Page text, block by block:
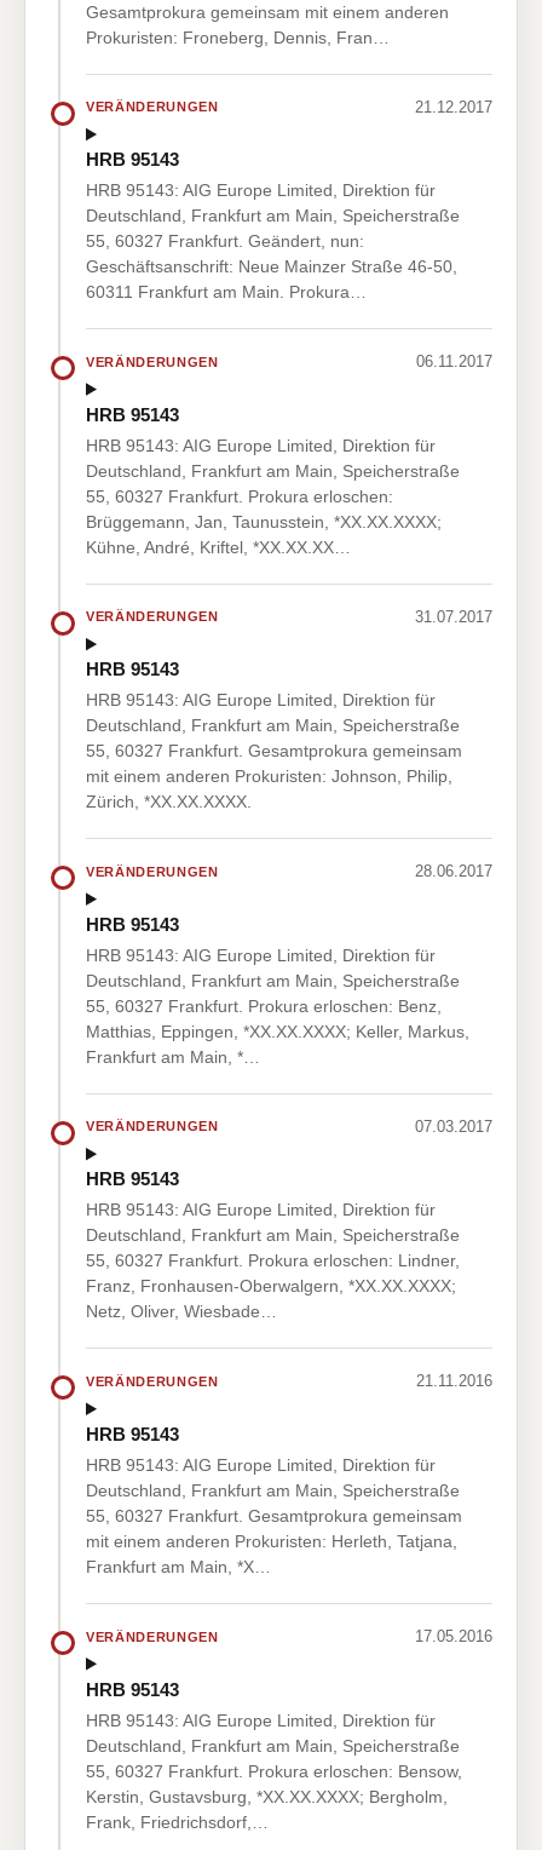
Gesamtprokura gemeinsam mit einem anderen
Prokuristen: Froneberg, Dennis, Fran…
VERÄNDERUNGEN 21.12.2017
HRB 95143
HRB 95143: AIG Europe Limited, Direktion für
Deutschland, Frankfurt am Main, Speicherstraße
55, 60327 Frankfurt. Geändert, nun:
Geschäftsanschrift: Neue Mainzer Straße 46-50,
60311 Frankfurt am Main. Prokura…
VERÄNDERUNGEN 06.11.2017
HRB 95143
HRB 95143: AIG Europe Limited, Direktion für
Deutschland, Frankfurt am Main, Speicherstraße
55, 60327 Frankfurt. Prokura erloschen:
Brüggemann, Jan, Taunusstein, *XX.XX.XXXX;
Kühne, André, Kriftel, *XX.XX.XX…
VERÄNDERUNGEN 31.07.2017
HRB 95143
HRB 95143: AIG Europe Limited, Direktion für
Deutschland, Frankfurt am Main, Speicherstraße
55, 60327 Frankfurt. Gesamtprokura gemeinsam
mit einem anderen Prokuristen: Johnson, Philip,
Zürich, *XX.XX.XXXX.
VERÄNDERUNGEN 28.06.2017
HRB 95143
HRB 95143: AIG Europe Limited, Direktion für
Deutschland, Frankfurt am Main, Speicherstraße
55, 60327 Frankfurt. Prokura erloschen: Benz,
Matthias, Eppingen, *XX.XX.XXXX; Keller, Markus,
Frankfurt am Main, *…
VERÄNDERUNGEN 07.03.2017
HRB 95143
HRB 95143: AIG Europe Limited, Direktion für
Deutschland, Frankfurt am Main, Speicherstraße
55, 60327 Frankfurt. Prokura erloschen: Lindner,
Franz, Fronhausen-Oberwalgern, *XX.XX.XXXX;
Netz, Oliver, Wiesbade…
VERÄNDERUNGEN 21.11.2016
HRB 95143
HRB 95143: AIG Europe Limited, Direktion für
Deutschland, Frankfurt am Main, Speicherstraße
55, 60327 Frankfurt. Gesamtprokura gemeinsam
mit einem anderen Prokuristen: Herleth, Tatjana,
Frankfurt am Main, *X…
VERÄNDERUNGEN 17.05.2016
HRB 95143
HRB 95143: AIG Europe Limited, Direktion für
Deutschland, Frankfurt am Main, Speicherstraße
55, 60327 Frankfurt. Prokura erloschen: Bensow,
Kerstin, Gustavsburg, *XX.XX.XXXX; Bergholm,
Frank, Friedrichsdorf,…